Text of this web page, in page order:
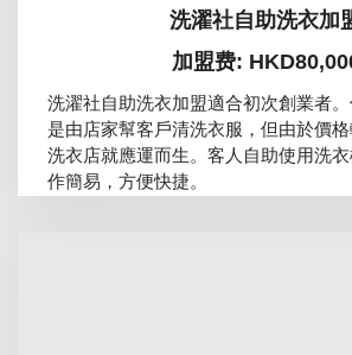
洗濯社自助洗衣加
加盟费:
洗濯社自助洗衣加盟適合初次創業者。
是由店家幫客戶清洗衣服，但由於價
洗衣店就應運而生。客人自助使用洗
作簡易，方便快捷。